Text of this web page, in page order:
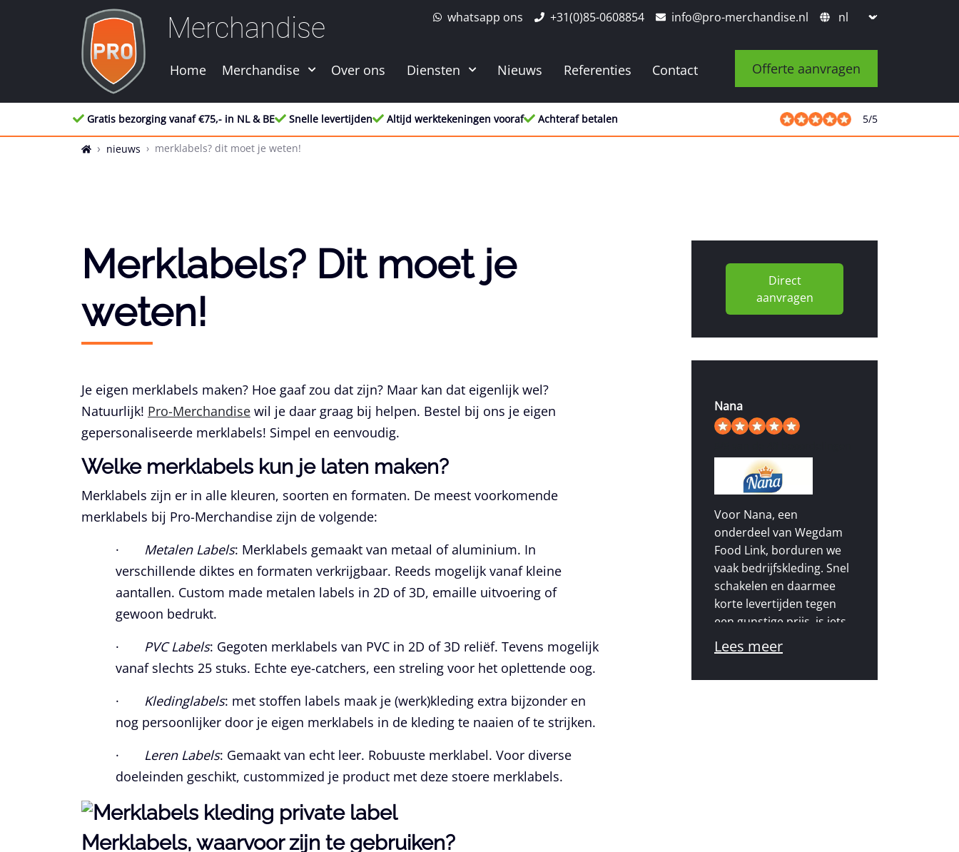
Merchandise whatsapp ons +31(0)85-0608854 info@pro-merchandise.nl
Home Merchandise Over ons Diensten Nieuws Referenties Contact Offerte aanvragen
Gratis bezorging vanaf €75,- in NL & BE Snelle levertijden Altijd werktekeningen vooraf Achteraf betalen 5/5
nieuws merklabels? dit moet je weten!
Merklabels? Dit moet je
weten!
Je eigen merklabels maken? Hoe gaaf zou dat zijn? Maar kan dat eigenlijk wel?
Natuurlijk! Pro-Merchandise wil je daar graag bij helpen. Bestel bij ons je eigen
gepersonaliseerde merklabels! Simpel en eenvoudig.
Welke merklabels kun je laten maken?
Merklabels zijn er in alle kleuren, soorten en formaten. De meest voorkomende
merklabels bij Pro-Merchandise zijn de volgende:
· Metalen Labels: Merklabels gemaakt van metaal of aluminium. In
verschillende diktes en formaten verkrijgbaar. Reeds mogelijk vanaf kleine
aantallen. Custom made metalen labels in 2D of 3D, emaille uitvoering of
gewoon bedrukt.
· PVC Labels: Gegoten merklabels van PVC in 2D of 3D reliëf. Tevens mogelijk
vanaf slechts 25 stuks. Echte eye-catchers, een streling voor het oplettende oog.
· Kledinglabels: met stoffen labels maak je (werk)kleding extra bijzonder en
nog persoonlijker door je eigen merklabels in de kleding te naaien of te strijken.
· Leren Labels: Gemaakt van echt leer. Robuuste merklabel. Voor diverse
doeleinden geschikt, custommized je product met deze stoere merklabels.
Merklabels, waarvoor zijn te gebruiken?
Direct
aanvragen
Nana
Voor Nana, een
onderdeel van Wegdam
Food Link, borduren we
vaak bedrijfskleding. Snel
schakelen en daarmee
korte levertijden tegen
een gunstige prijs, is iets
waarop we ons weten te
onderscheiden.
Lees meer